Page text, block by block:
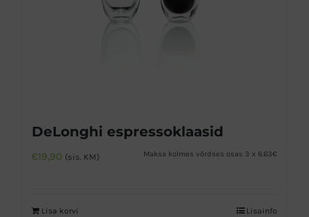
DeLonghi espressoklaasid
€19,90 (sis. KM) Maksa kolmes võrdses osas 3 x 6.63€
Lisa korvi Lisainfo